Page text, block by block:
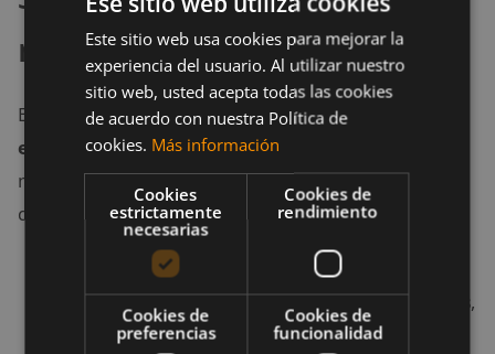
movimiento del pie
Este es un gran ejercicio paraentrenar el abdomen
en varios planos, te ayudará a aprender a
mantenerte estable mediante un movimiento
dinámico.
Coloca una barra en un rincón resistente.
Sostén el extremo con losbrazos extendidos,
y coloca las costillas al frente para crear un
Este sitio web usa cookies para mejorar la
experiencia del usuario. Al utilizar nuestro
sitio web, usted acepta todas las cookies
de acuerdo con nuestra Política de
cookies. Más información
Cookies
estrictamente
necesarias
Cookies de
rendimiento
Cookies de
preferencias
Cookies de
funcionalidad